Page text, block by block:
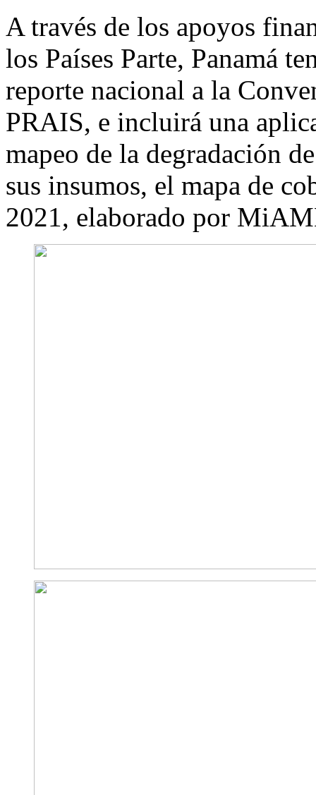
A través de los apoyos
los Países Parte, Panamá
reporte nacional a la
PRAIS, e incluirá una
mapeo de la degradación
sus insumos, el mapa de
2021, elaborado por